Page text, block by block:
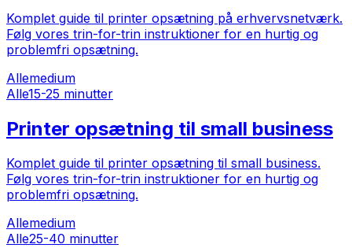
Komplet guide til printer opsætning på erhvervsnetværk.
Følg vores trin-for-trin instruktioner for en hurtig og
problemfri opsætning.
Allemedium
Alle15-25 minutter
Printer opsætning til small business
Komplet guide til printer opsætning til small business.
Følg vores trin-for-trin instruktioner for en hurtig og
problemfri opsætning.
Allemedium
Alle25-40 minutter